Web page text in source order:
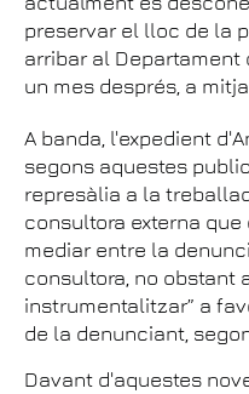
preservar el lloc de la
arribar al Departament
un mes després, a
A banda, l'expedient
segons aquestes
represàlia a la
consultora externa
mediar entre la
consultora, no obstant
instrumentalitzar” a
de la denunciant,
Davant d'aquestes